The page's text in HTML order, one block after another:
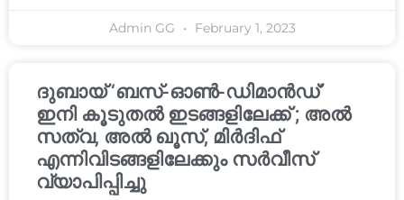
Admin GG February 1, 2023
ദുബായ് ‘ബസ്-ഓൺ-ഡിമാൻഡ്’
ഇനി കൂടുതൽ ഇടങ്ങളിലേക്ക് ; അൽ
സത്വ, അൽ ഖൂസ്, മിർദിഫ്
എന്നിവിടങ്ങളിലേക്കും സർവീസ്
വ്യാപിപ്പിച്ചു